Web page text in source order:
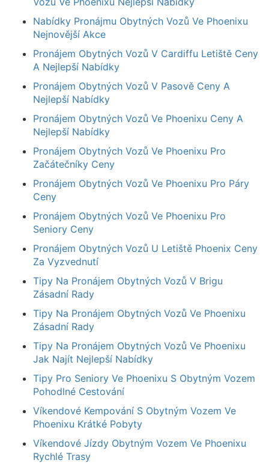
Nabídky Pronájmu Obytných Vozů Ve Phoenixu
Nejnovější Akce
Pronájem Obytných Vozů V Cardiffu Letiště Ceny
A Nejlepší Nabídky
Pronájem Obytných Vozů V Pasově Ceny A
Nejlepší Nabídky
Pronájem Obytných Vozů Ve Phoenixu Ceny A
Nejlepší Nabídky
Pronájem Obytných Vozů Ve Phoenixu Pro
Začátečníky Ceny
Pronájem Obytných Vozů Ve Phoenixu Pro Páry
Ceny
Pronájem Obytných Vozů Ve Phoenixu Pro
Seniory Ceny
Pronájem Obytných Vozů U Letiště Phoenix Ceny
Za Vyzvednutí
Tipy Na Pronájem Obytných Vozů V Brigu
Zásadní Rady
Tipy Na Pronájem Obytných Vozů Ve Phoenixu
Zásadní Rady
Tipy Na Pronájem Obytných Vozů Ve Phoenixu
Jak Najít Nejlepší Nabídky
Tipy Pro Seniory Ve Phoenixu S Obytným Vozem
Pohodlné Cestování
Víkendové Kempování S Obytným Vozem Ve
Phoenixu Krátké Pobyty
Víkendové Jízdy Obytným Vozem Ve Phoenixu
Rychlé Trasy